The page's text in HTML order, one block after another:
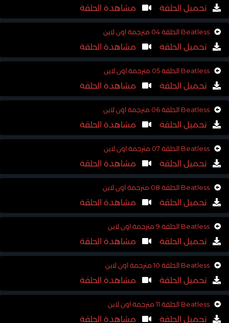
تحميل الحلقة مشاهدة الحلقة
Beatless الحلقة 04 مترجمة اون لاين
تحميل الحلقة مشاهدة الحلقة
Beatless الحلقة 05 مترجمة اون لاين
تحميل الحلقة مشاهدة الحلقة
Beatless الحلقة 06 مترجمة اون لاين
تحميل الحلقة مشاهدة الحلقة
Beatless الحلقة 07 مترجمة اون لاين
تحميل الحلقة مشاهدة الحلقة
Beatless الحلقة 08 مترجمة اون لاين
تحميل الحلقة مشاهدة الحلقة
Beatless الحلقة 9 مترجمة اون لاين
تحميل الحلقة مشاهدة الحلقة
Beatless الحلقة 10 مترجمة اون لاين
تحميل الحلقة مشاهدة الحلقة
Beatless الحلقة 11 مترجمة اون لاين
تحميل الحلقة مشاهدة الحلقة